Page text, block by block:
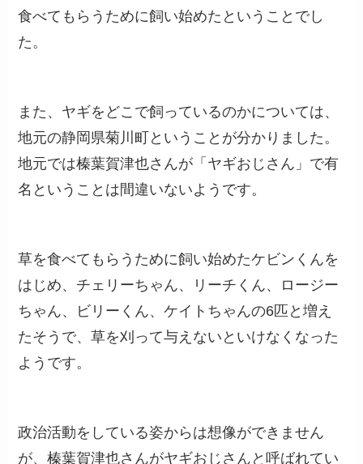
食べてもらうために飼い始めたということでし
た。
また、ヤギをどこで飼っているのかについては、
地元の静岡県菊川町ということが分かりました。
地元では榛葉賀津也さんが「ヤギおじさん」で有
名ということは間違いないようです。
草を食べてもらうために飼い始めたケビンくんを
はじめ、チェリーちゃん、リーチくん、ロージー
ちゃん、ビリーくん、ケイトちゃんの6匹と増え
たそうで、草を刈って与えないといけなくなった
ようです。
政治活動をしている姿からは想像ができません
が、榛葉賀津也さんがヤギおじさんと呼ばれてい